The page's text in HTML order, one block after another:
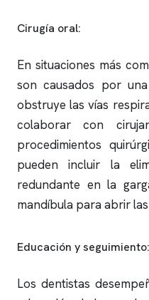
Cirugía oral:
En situaciones más
son causados por
obstruye las vías
colaborar con
procedimientos
pueden incluir la
redundante en la
mandíbula para abrir
Educación y seguimiento:
Los dentistas